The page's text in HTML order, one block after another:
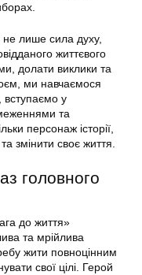
не лише сила духу,
життєвого
долати виклики та
ми навчаємося
у
та
персонаж історії,
змінити своє життя.
головного
до життя»
та мрійлива
жити повноцінним
свої цілі. Герой